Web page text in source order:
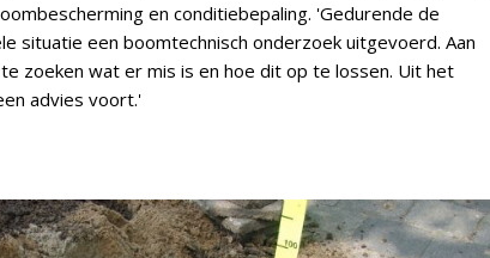
en conditiebepaling. 'Gedurende de
situatie een boomtechnisch onderzoek uitgevoerd. Aan
zoeken wat er mis is en hoe dit op te lossen. Uit het
advies voort.'